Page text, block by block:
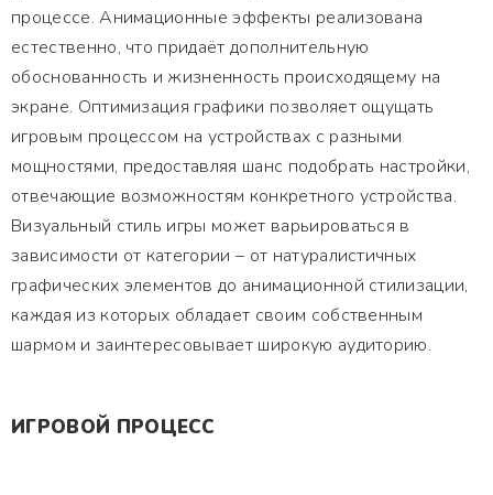
процессе. Анимационные эффекты реализована
естественно, что придаёт дополнительную
обоснованность и жизненность происходящему на
экране. Оптимизация графики позволяет ощущать
игровым процессом на устройствах с разными
мощностями, предоставляя шанс подобрать настройки,
отвечающие возможностям конкретного устройства.
Визуальный стиль игры может варьироваться в
зависимости от категории – от натуралистичных
графических элементов до анимационной стилизации,
каждая из которых обладает своим собственным
шармом и заинтересовывает широкую аудиторию.
ИГРОВОЙ ПРОЦЕСС